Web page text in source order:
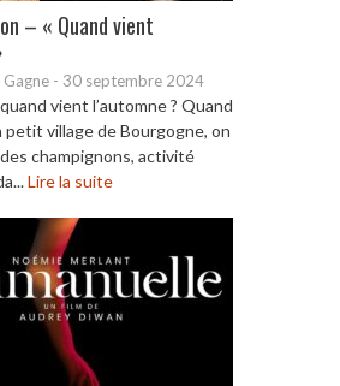
– « Quand vient
Gagne - 30 septembre 2024
vient l’automne ? Quand
petit village de Bourgogne, on
champignons, activité
Lire la suite